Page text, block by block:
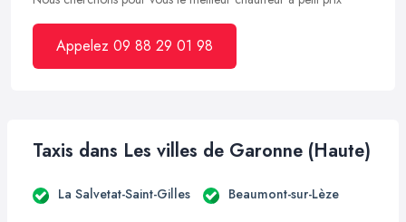
Appelez 09 88 29 01 98
Taxis dans Les villes de Garonne (Haute)
La Salvetat-Saint-Gilles Beaumont-sur-Lèze